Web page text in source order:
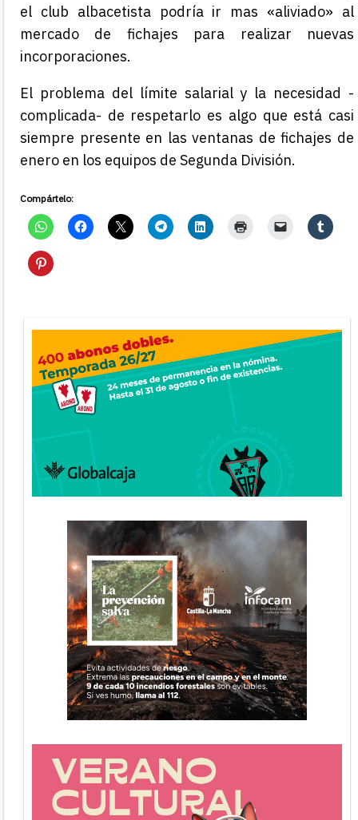
el club albacetista podría ir mas «aliviado» al
mercado de fichajes para realizar nuevas
incorporaciones.
El problema del límite salarial y la necesidad -
complicada- de respetarlo es algo que está casi
siempre presente en las ventanas de fichajes de
enero en los equipos de Segunda División.
Compártelo: